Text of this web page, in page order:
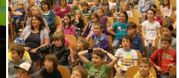
DSC04171